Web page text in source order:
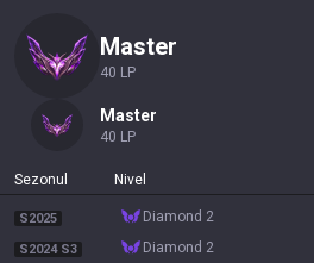
master
40 LP
master
40 LP
Sezonul Nivel
S2025 diamond 2
S2024 S3 diamond 2